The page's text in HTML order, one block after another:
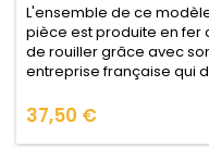
L'ensemble de ce
pièce est produite en
de rouiller grâce avec
entreprise française qui
clouent dans les arbres
cheville),...
Prix
37,50 €